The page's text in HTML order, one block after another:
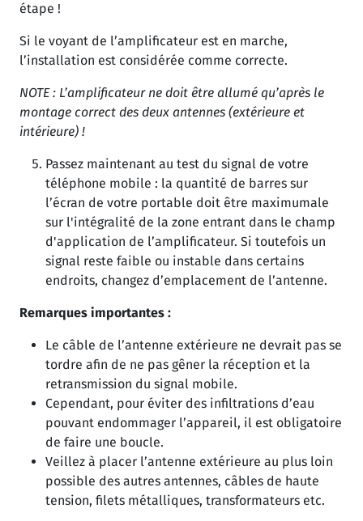
étape !
Si le voyant de l’amplificateur est en marche,
l’installation est considérée comme correcte.
NOTE : L’amplificateur ne doit être allumé qu’après le
montage correct des deux antennes (extérieure et
intérieure) !
Passez maintenant au test du signal de votre
téléphone mobile : la quantité de barres sur
l’écran de votre portable doit être maximumale
sur l'intégralité de la zone entrant dans le champ
d'application de l’amplificateur. Si toutefois un
signal reste faible ou instable dans certains
endroits, changez d’emplacement de l’antenne.
Remarques importantes :
Le câble de l’antenne extérieure ne devrait pas se
tordre afin de ne pas gêner la réception et la
retransmission du signal mobile.
Cependant, pour éviter des infiltrations d’eau
pouvant endommager l’appareil, il est obligatoire
de faire une boucle.
Veillez à placer l’antenne extérieure au plus loin
possible des autres antennes, câbles de haute
tension, filets métalliques, transformateurs etc.